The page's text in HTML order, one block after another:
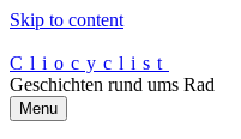
Skip to content
Cliocyclist
Geschichten rund ums Rad
Menu